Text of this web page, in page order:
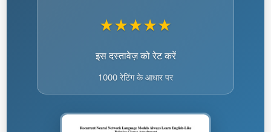
★★★★★
इस दस्तावेज़ को रेट करें
1000 रेटिंग के आधार पर